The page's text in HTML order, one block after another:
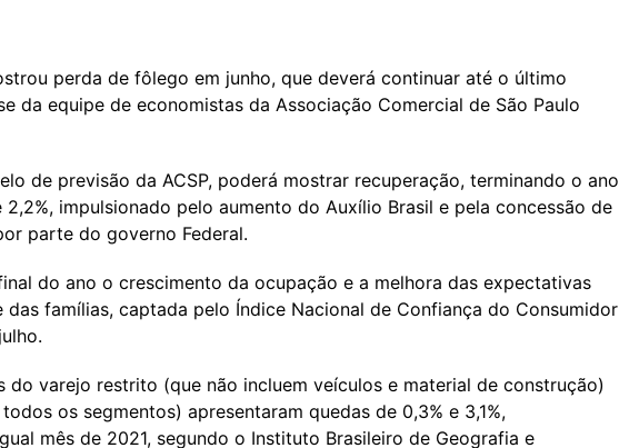
perda de fôlego em junho, que deverá continuar até o último
da equipe de economistas da Associação Comercial de São Paulo
de previsão da ACSP, poderá mostrar recuperação, terminando o ano
impulsionado pelo aumento do Auxílio Brasil e pela concessão de
parte do governo Federal.
do ano o crescimento da ocupação e a melhora das expectativas
famílias, captada pelo Índice Nacional de Confiança do Consumidor
do varejo restrito (que não incluem veículos e material de construção)
os segmentos) apresentaram quedas de 0,3% e 3,1%,
mês de 2021, segundo o Instituto Brasileiro de Geografia e